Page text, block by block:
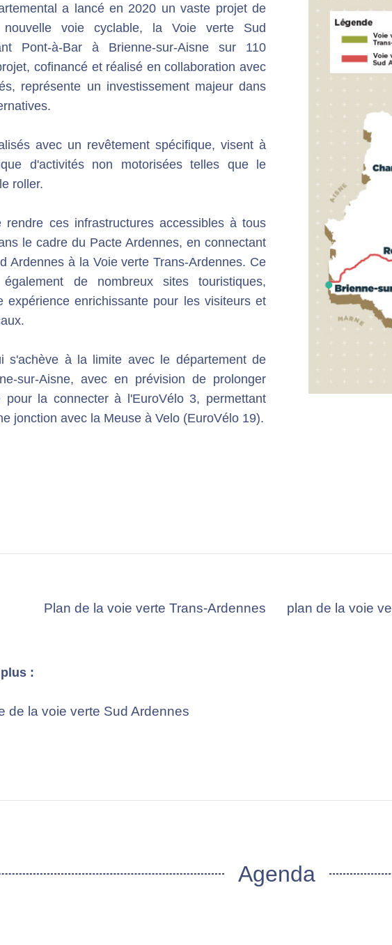
a lancé en 2020 un vaste projet de
nouvelle voie cyclable, la Voie verte Sud
Pont-à-Bar à Brienne-sur-Aisne sur 110
cofinancé et réalisé en collaboration avec
représente un investissement majeur dans
avec un revêtement spécifique, visent à
d'activités non motorisées telles que le
roller.
rendre ces infrastructures accessibles à tous
le cadre du Pacte Ardennes, en connectant
Ardennes à la Voie verte Trans-Ardennes. Ce
de nombreux sites touristiques,
expérience enrichissante pour les visiteurs et
s'achève à la limite avec le département de
sur-Aisne, avec en prévision de prolonger
pour la connecter à l'EuroVélo 3, permettant
jonction avec la Meuse à Velo (EuroVélo 19).
Plan de la voie verte Trans-Ardennes plan de la voie
:
de la voie verte Sud Ardennes
Agenda